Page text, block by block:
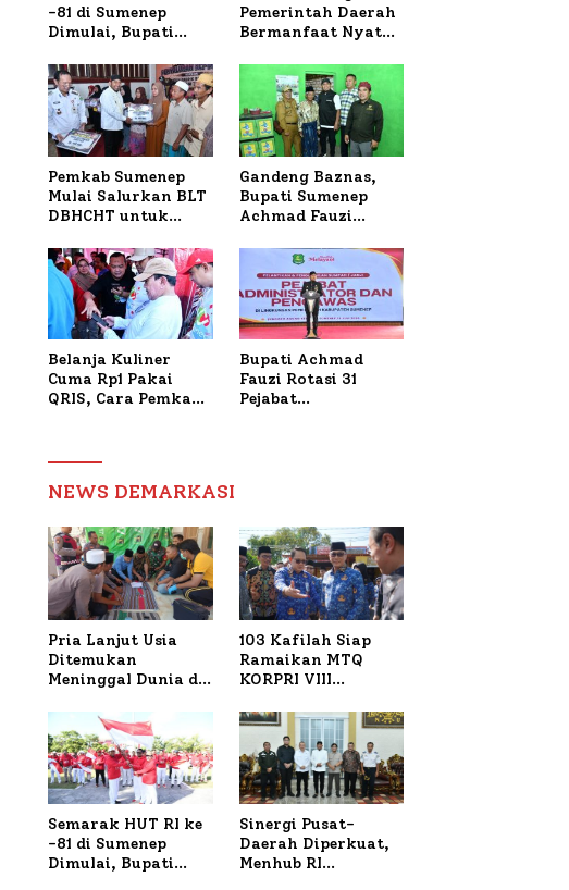
-81 di Sumenep
Dimulai, Bupati
Doa untuk Korban
Kapal Terbakar
Pemerintah Daerah
Bermanfaat Nyata
Bupati Sumenep
Tinjau Langsung
Budidaya Lele dan
Ayam Petelur di
Desa Bataal Timur
Pemkab Sumenep
Mulai Salurkan BLT
DBHCHT untuk
Tani Tembakau
Gandeng Baznas,
Bupati Sumenep
Achmad Fauzi
Serahkan Bantuan
Bedah RTLH di Dua
Kecamatan
Belanja Kuliner
Cuma Rp1 Pakai
QRIS, Cara Pemkab
Bupati Achmad
Fauzi Rotasi 31
Pejabat
NEWS DEMARKASI
Pria Lanjut Usia
Ditemukan
Meninggal Dunia di
Polresta Lakukan
Olah TKP
103 Kafilah Siap
Ramaikan MTQ
KORPRI VIII
1.024 Peserta
Terdaftar
Semarak HUT RI ke
-81 di Sumenep
Dimulai, Bupati
Sinergi Pusat-
Daerah Diperkuat,
Menhub RI